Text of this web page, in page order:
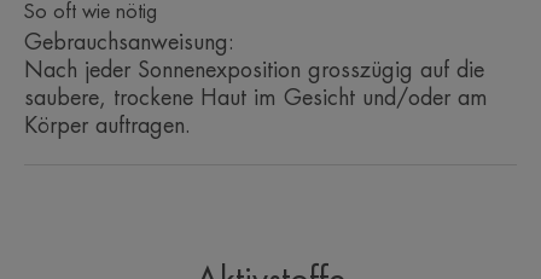
So oft wie nötig
Gebrauchsanweisung:
Nach jeder Sonnenexposition grosszügig auf die
saubere, trockene Haut im Gesicht und/oder am
Körper auftragen.